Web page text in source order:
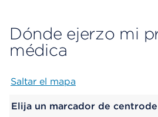
Dónde ejerzo mi
médica
Saltar el mapa
Elija un marcador de